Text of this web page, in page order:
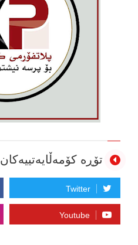
تۆڕە کۆمەڵایەتییەکان